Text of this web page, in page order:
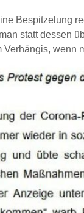
Bespitzelung
statt dessen